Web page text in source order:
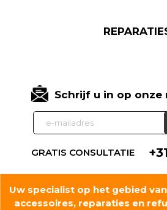
Schrijf u in op onze
GRATIS CONSULTATIE
Uw specialist op het gebied
accessoires, reparaties en